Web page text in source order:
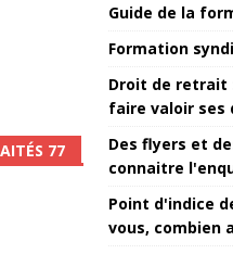
77
Guide de la
Formation
Droit de retrait
faire valoir ses
Des flyers et
connaitre
Point d'indice
vous, combien